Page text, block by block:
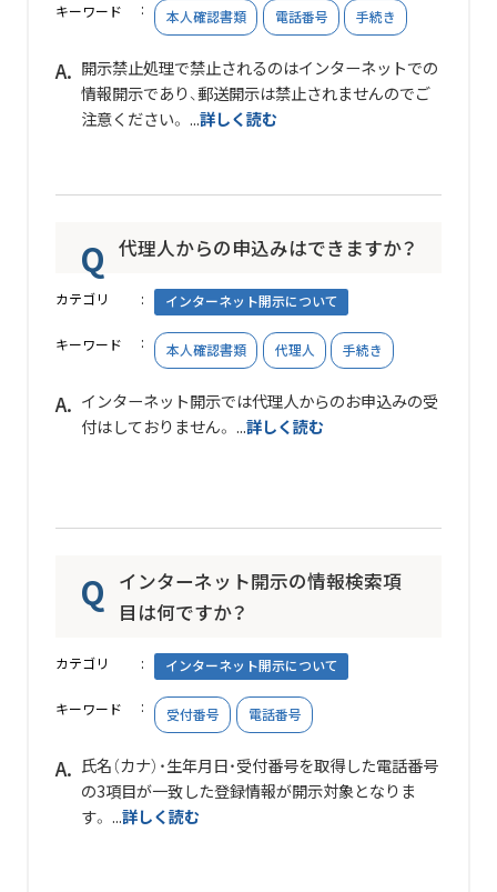
キーワード 本人確認書類 電話番号 手続き
開示禁止処理で禁止されるのはインターネットでの
情報開示であり、郵送開示は禁止されませんのでご
注意ください。 ...詳しく読む
代理人からの申込みはできますか？
カテゴリ インターネット開示について
キーワード 本人確認書類 代理人 手続き
インターネット開示では代理人からのお申込みの受
付はしておりません。 ...詳しく読む
インターネット開示の情報検索項
目は何ですか？
カテゴリ インターネット開示について
キーワード 受付番号 電話番号
氏名（カナ）・生年月日・受付番号を取得した電話番号
の3項目が一致した登録情報が開示対象となりま
す。 ...詳しく読む